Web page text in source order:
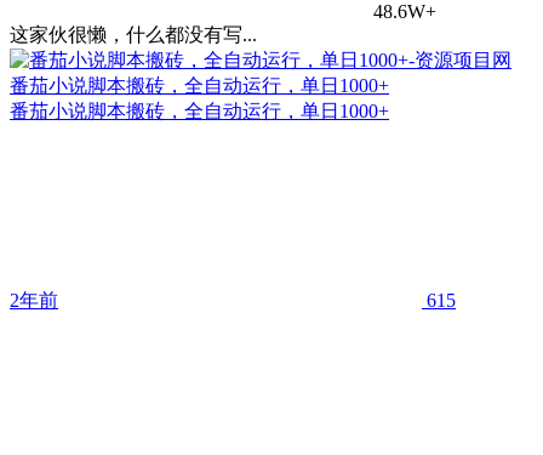
48.6W+
这家伙很懒，什么都没有写...
番茄小说脚本搬砖，全自动运行，单日1000+
番茄小说脚本搬砖，全自动运行，单日1000+
2年前 615